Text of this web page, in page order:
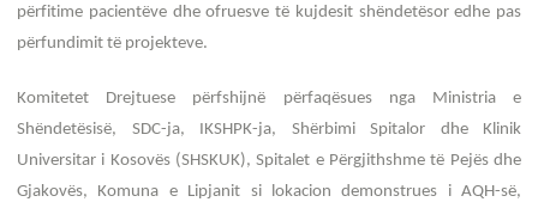
përfitime pacientëve dhe ofruesve të kujdesit shëndetësor edhe pas
përfundimit të projekteve.
Komitetet Drejtuese përfshijnë përfaqësues nga Ministria e
Shëndetësisë, SDC-ja, IKSHPK-ja, Shërbimi Spitalor dhe Klinik
Universitar i Kosovës (SHSKUK), Spitalet e Përgjithshme të Pejës dhe
Gjakovës, Komuna e Lipjanit si lokacion demonstrues i AQH-së,